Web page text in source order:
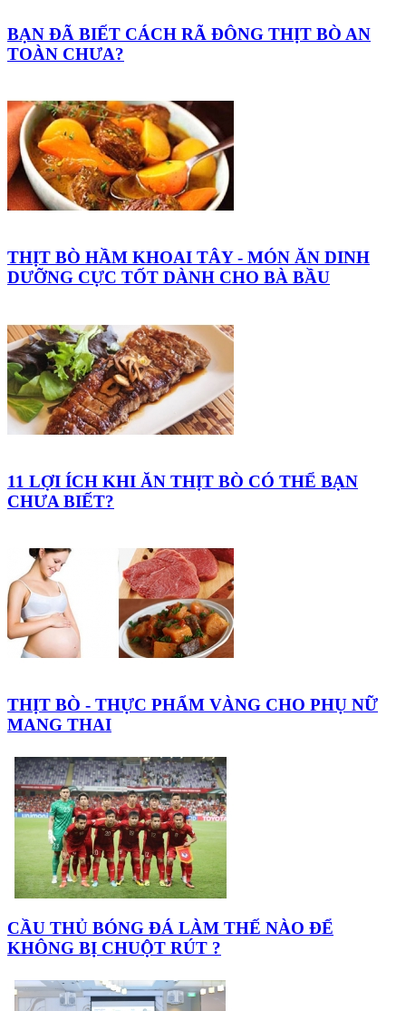
BẠN ĐÃ BIẾT CÁCH RÃ ĐÔNG THỊT BÒ AN
TOÀN CHƯA?
THỊT BÒ HẦM KHOAI TÂY - MÓN ĂN DINH
DƯỠNG CỰC TỐT DÀNH CHO BÀ BẦU
11 LỢI ÍCH KHI ĂN THỊT BÒ CÓ THỂ BẠN
CHƯA BIẾT?
THỊT BÒ - THỰC PHẨM VÀNG CHO PHỤ NỮ
MANG THAI
CẦU THỦ BÓNG ĐÁ LÀM THẾ NÀO ĐỂ
KHÔNG BỊ CHUỘT RÚT ?